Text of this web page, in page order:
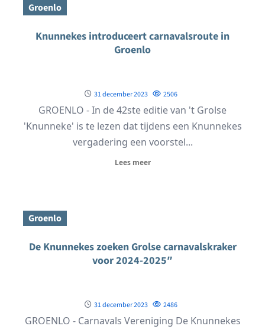
Groenlo
Knunnekes introduceert carnavalsroute in
Groenlo
31 december 2023 2506
GROENLO - In de 42ste editie van 't Grolse
'Knunneke' is te lezen dat tijdens een Knunnekes
vergadering een voorstel...
Lees meer
Groenlo
De Knunnekes zoeken Grolse carnavalskraker
voor 2024-2025″
31 december 2023 2486
GROENLO - Carnavals Vereniging De Knunnekes